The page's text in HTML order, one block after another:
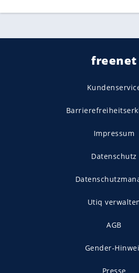
freenet
Impressum
Datenschutz
Utiq
AGB
Gender-
Presse